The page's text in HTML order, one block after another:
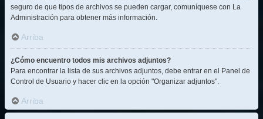
seguro de que tipos de archivos se pueden cargar, comuníquese con La
Administración para obtener más información.
Arriba
¿Cómo encuentro todos mis archivos adjuntos?
Para encontrar la lista de sus archivos adjuntos, debe entrar en el Panel de
Control de Usuario y hacer clic en la opción "Organizar adjuntos".
Arriba